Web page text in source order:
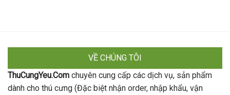
VỀ CHÚNG TÔI
ThuCungYeu.Com chuyên cung cấp các dịch vụ, sản phẩm
dành cho thú cưng (Đặc biệt nhận order, nhập khẩu, vận